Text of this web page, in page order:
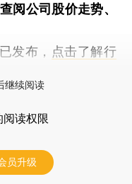
阅公司股价走势、
发布， 点击了解行
继续阅读
阅读权限
员升级